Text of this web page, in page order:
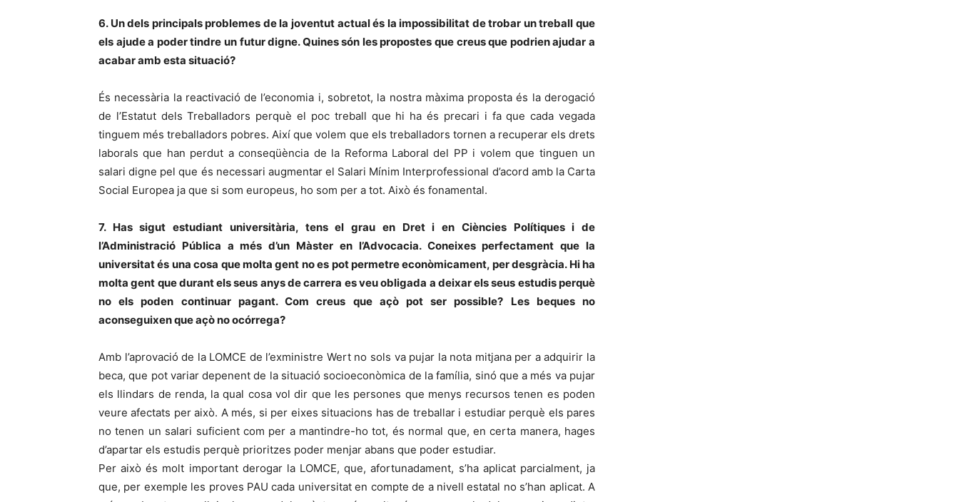
6. Un dels principals problemes de la joventut actual és la impossibilitat de trobar un treball que
els ajude a poder tindre un futur digne. Quines són les propostes que creus que podrien ajudar a
acabar amb esta situació?
És necessària la reactivació de l’economia i, sobretot, la nostra màxima proposta és la derogació
de l’Estatut dels Treballadors perquè el poc treball que hi ha és precari i fa que cada vegada
tinguem més treballadors pobres. Així que volem que els treballadors tornen a recuperar els drets
laborals que han perdut a conseqüència de la Reforma Laboral del PP i volem que tinguen un
salari digne pel que és necessari augmentar el Salari Mínim Interprofessional d’acord amb la Carta
Social Europea ja que si som europeus, ho som per a tot. Això és fonamental.
7. Has sigut estudiant universitària, tens el grau en Dret i en Ciències Polítiques i de
l’Administració Pública a més d’un Màster en l’Advocacia. Coneixes perfectament que la
universitat és una cosa que molta gent no es pot permetre econòmicament, per desgràcia. Hi ha
molta gent que durant els seus anys de carrera es veu obligada a deixar els seus estudis perquè
no els poden continuar pagant. Com creus que açò pot ser possible? Les beques no
aconseguixen que açò no ocórrega?
Amb l’aprovació de la LOMCE de l’exministre Wert no sols va pujar la nota mitjana per a adquirir la
beca, que pot variar depenent de la situació socioeconòmica de la família, sinó que a més va pujar
els llindars de renda, la qual cosa vol dir que les persones que menys recursos tenen es poden
veure afectats per això. A més, si per eixes situacions has de treballar i estudiar perquè els pares
no tenen un salari suficient com per a mantindre-ho tot, és normal que, en certa manera, hages
d’apartar els estudis perquè prioritzes poder menjar abans que poder estudiar.
Per això és molt important derogar la LOMCE, que, afortunadament, s’ha aplicat parcialment, ja
que, per exemple les proves PAU cada universitat en compte de a nivell estatal no s’han aplicat. A